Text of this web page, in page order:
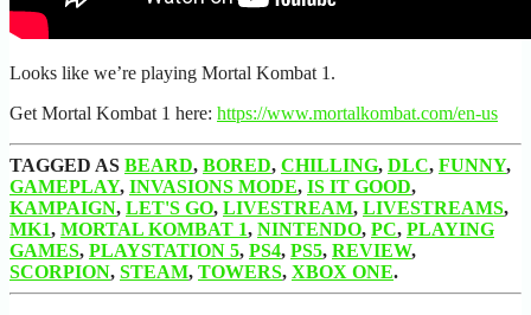
Looks like we’re playing Mortal Kombat 1.
Get Mortal Kombat 1 here: https://www.mortalkombat.com/en-us
TAGGED AS BEARD, BORED, CHILLING, DLC, FUNNY,
GAMEPLAY, INVASIONS MODE, IS IT GOOD,
KAMPAIGN, LET'S GO, LIVESTREAM, LIVESTREAMS,
MK1, MORTAL KOMBAT 1, NINTENDO, PC, PLAYING
GAMES, PLAYSTATION 5, PS4, PS5, REVIEW,
SCORPION, STEAM, TOWERS, XBOX ONE.